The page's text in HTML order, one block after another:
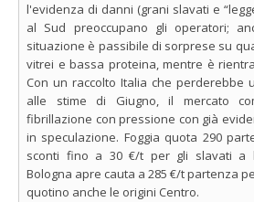
l'evidenza di danni (grani slavati e
al Sud preoccupano gli operatori;
situazione è passibile di sorprese su
vitrei e bassa proteina, mentre è
Con un raccolto Italia che perderebbe
alle stime di Giugno, il mercato
fibrillazione con pressione con già
in speculazione. Foggia quota 290
sconti fino a 30 €/t per gli slavati a
Bologna apre cauta a 285 €/t partenza
quotino anche le origini Centro.